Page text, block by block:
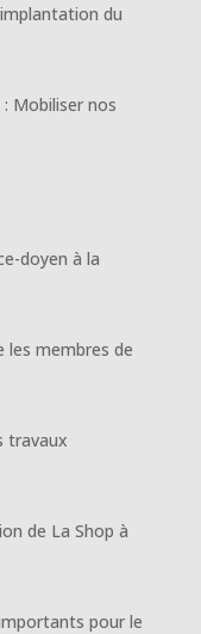
du
Mobiliser nos
doyen à la
les membres de
travaux
de La Shop à
pour le